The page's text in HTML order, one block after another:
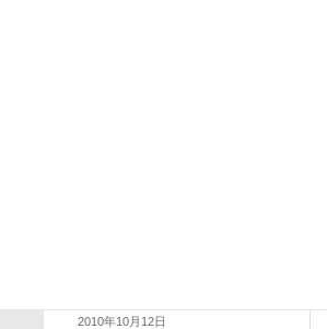
2010年10月12日